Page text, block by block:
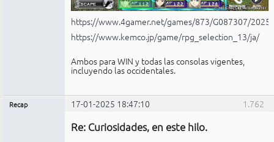
https://www.4gamer.net/games/873/G087307/
https://www.kemco.jp/game/rpg_selection_13/ja/
Ambos para WIN y todas las consolas vigentes,
incluyendo las occidentales.
1.762
Recap 17-01-2025 18:47:10
Re: Curiosidades, en este hilo.